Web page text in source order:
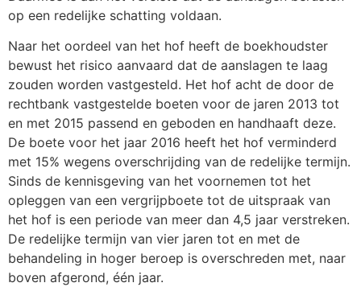
op een redelijke schatting voldaan.
Naar het oordeel van het hof heeft de boekhoudster
bewust het risico aanvaard dat de aanslagen te laag
zouden worden vastgesteld. Het hof acht de door de
rechtbank vastgestelde boeten voor de jaren 2013 tot
en met 2015 passend en geboden en handhaaft deze.
De boete voor het jaar 2016 heeft het hof verminderd
met 15% wegens overschrijding van de redelijke termijn.
Sinds de kennisgeving van het voornemen tot het
opleggen van een vergrijpboete tot de uitspraak van
het hof is een periode van meer dan 4,5 jaar verstreken.
De redelijke termijn van vier jaren tot en met de
behandeling in hoger beroep is overschreden met, naar
boven afgerond, één jaar.